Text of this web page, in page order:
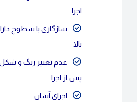
اجرا
سازگاری با سطوح
بالا
عدم تغییر رنگ و
پس از اجرا
اجرای آسان